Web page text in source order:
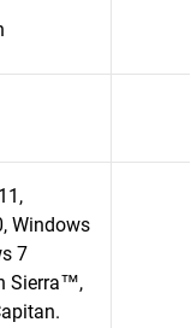
Windows
7
Sierra™,